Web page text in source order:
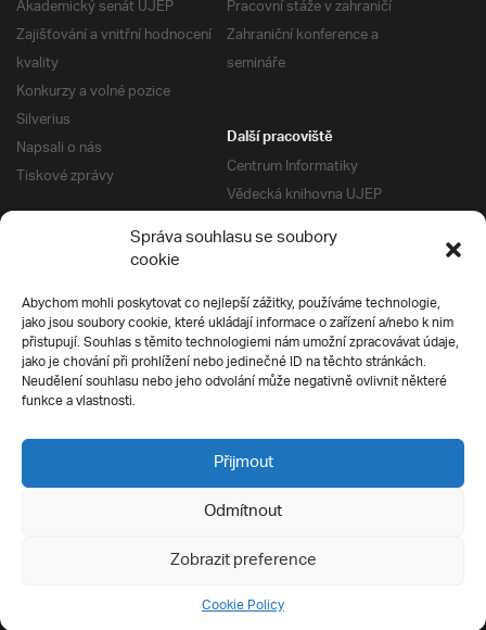
Správa souhlasu se soubory
cookie
Abychom mohli poskytovat co nejlepší zážitky, používáme technologie,
jako jsou soubory cookie, které ukládají informace o zařízení a/nebo k nim
přistupují. Souhlas s těmito technologiemi nám umožní zpracovávat údaje,
jako je chování při prohlížení nebo jedinečné ID na těchto stránkách.
Neudělení souhlasu nebo jeho odvolání může negativně ovlivnit některé
funkce a vlastnosti.
Přijmout
Odmítnout
Zobrazit preference
Cookie Policy
Akademický senát UJEP
Zajišťování a vnitřní hodnocení
kvality
Konkurzy a volné pozice
Silverius
Napsali o nás
Tiskové zprávy
Pracovní stáže v zahraničí
Zahraniční konference a
semináře
Další pracoviště
Centrum Informatiky
Vědecká knihovna UJEP
Správa kolejí a menz
Univerzitní centrum podpory
Silverius
Pro uchazeče
Přijímací řízení
E-prihlaska
Přípravné kurzy
Ochrana soukromí
Všechna práva vyhrazena